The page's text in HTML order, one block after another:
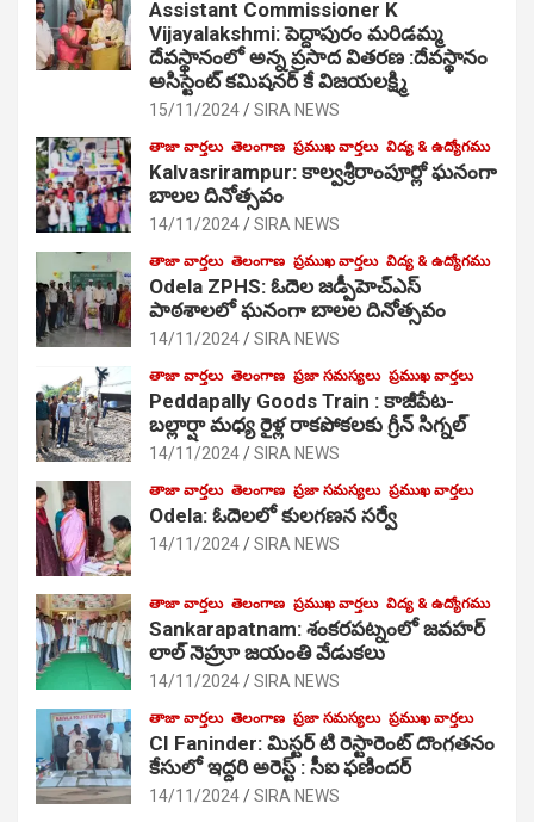
Assistant Commissioner K
Vijayalakshmi: పెద్దాపురం మరిడమ్మ
దేవస్థానంలో అన్న ప్రసాద వితరణ :దేవస్థానం
అసిస్టెంట్ కమిషనర్ కే విజయలక్ష్మి
15/11/2024 SIRA NEWS
తాజా వార్తలు తెలంగాణ ప్రముఖ వార్తలు విద్య & ఉద్యోగము
Kalvasrirampur: కాల్వశ్రీరాంపూర్లో ఘనంగా
బాలల దినోత్సవం
14/11/2024 SIRA NEWS
తాజా వార్తలు తెలంగాణ ప్రముఖ వార్తలు విద్య & ఉద్యోగము
Odela ZPHS: ఓదెల జ‌డ్పీహెచ్ఎస్
పాఠ‌శాల‌లో ఘనంగా బాలల దినోత్సవం
14/11/2024 SIRA NEWS
తాజా వార్తలు తెలంగాణ ప్రజా సమస్యలు ప్రముఖ వార్తలు
Peddapally Goods Train : కాజీపేట-
బల్లార్షా మధ్య రైళ్ల రాకపోకలకు గ్రీన్ సిగ్నల్
14/11/2024 SIRA NEWS
తాజా వార్తలు తెలంగాణ ప్రజా సమస్యలు ప్రముఖ వార్తలు
Odela: ఓదెలలో కులగణన సర్వే
14/11/2024 SIRA NEWS
తాజా వార్తలు తెలంగాణ ప్రముఖ వార్తలు విద్య & ఉద్యోగము
Sankarapatnam: శంకరపట్నంలో జవహర్
లాల్ నెహ్రూ జయంతి వేడుకలు
14/11/2024 SIRA NEWS
తాజా వార్తలు తెలంగాణ ప్రజా సమస్యలు ప్రముఖ వార్తలు
CI Faninder: మిస్టర్ టి రెస్టారెంట్ దొంగతనం
కేసులో ఇద్దరి అరెస్ట్ : సీఐ ఫణిందర్
14/11/2024 SIRA NEWS